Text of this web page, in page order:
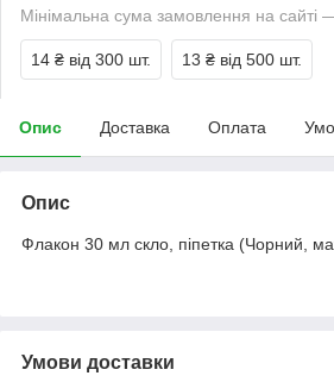
Мінімальна сума замовлення на сайті
14 ₴ від 300 шт. 13 ₴ від 500 шт.
Опис Доставка Оплата
Опис
Флакон 30 мл скло, піпетка (Чорний,
Умови доставки